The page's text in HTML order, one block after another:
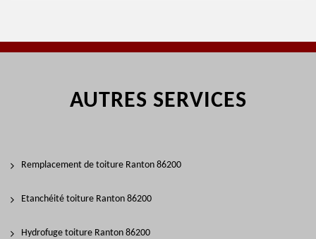
AUTRES SERVICES
Remplacement de toiture Ranton 86200
Etanchéité toiture Ranton 86200
Hydrofuge toiture Ranton 86200